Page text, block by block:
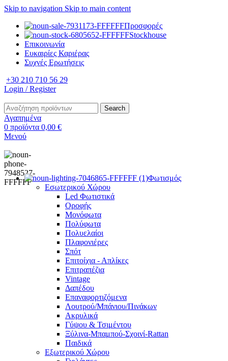
Skip to navigation Skip to main content
Προσφορές
Stockhouse
Επικοινωνία
Ευκαιρίες Καριέρας
Συχνές Ερωτήσεις
+30 210 710 56 29
Login / Register
Search
Αγαπημένα
0 προϊόντα 0,00 €
Μενού
Φωτισμός
Εσωτερικού Χώρου
Led Φωτιστικά
Οροφής
Μονόφωτα
Πολύφωτα
Πολυελαίοι
Πλαφονιέρες
Σπότ
Επιτοίχια - Απλίκες
Επιτραπέζια
Vintage
Δαπέδου
Επαναφορτιζόμενα
Λουτρού/Μπάνιου/Πινάκων
Ακρυλικά
Γύψου & Τσιμέντου
Ξύλινα-Μπαμπού-Σχοινί-Rattan
Παιδικά
Εξωτερικού Χώρου